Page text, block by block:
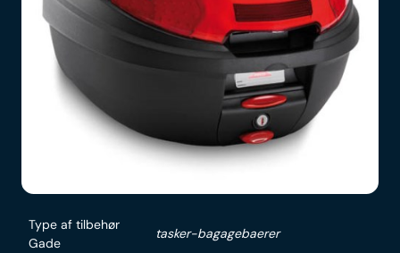
Type af tilbehør
Gade
tasker-bagagebaerer